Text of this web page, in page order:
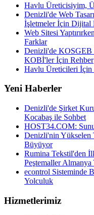
Havlu Üreticisiyim,
Denizli'de Web
İşletmeler İçin Dijital
Web Sitesi
Farklar
Denizli'de KOSGEB
KOBİ'ler İçin Rehber
Havlu Üreticileri İçin
Yeni Haberler
Denizli'de Şirket
Kocabaş ile Sohbet
HOST34.COM:
Denizli'nin Yükselen
Büyüyor
Rumina Tekstil'den
Peştemaller Almanya
econtrol Sisteminde
Yolculuk
Hizmetlerimiz